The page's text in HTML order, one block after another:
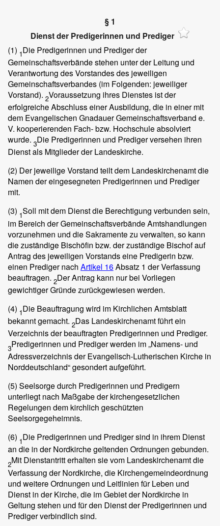
§ 1
Dienst der Predigerinnen und Prediger
(1) 1Die Predigerinnen und Prediger der
Gemeinschaftsverbände stehen unter der Leitung und
Verantwortung des Vorstandes des jeweiligen
Gemeinschaftsverbandes (im Folgenden: jeweiliger
Vorstand). 2Voraussetzung ihres Dienstes ist der
erfolgreiche Abschluss einer Ausbildung, die in einer mit
dem Evangelischen Gnadauer Gemeinschaftsverband e.
V. kooperierenden Fach- bzw. Hochschule absolviert
wurde. 3Die Predigerinnen und Prediger versehen ihren
Dienst als Mitglieder der Landeskirche.
(2) Der jeweilige Vorstand teilt dem Landeskirchenamt die
Namen der eingesegneten Predigerinnen und Prediger
mit.
(3) 1Soll mit dem Dienst die Berechtigung verbunden sein,
im Bereich der Gemeinschaftsverbände Amtshandlungen
vorzunehmen und die Sakramente zu verwalten, so kann
die zuständige Bischöfin bzw. der zuständige Bischof auf
Antrag des jeweiligen Vorstands eine Predigerin bzw.
einen Prediger nach Artikel 16Absatz 1 der Verfassung
beauftragen. 2Der Antrag kann nur bei Vorliegen
gewichtiger Gründe zurückgewiesen werden.
(4) 1Die Beauftragung wird im Kirchlichen Amtsblatt
bekannt gemacht. 2Das Landeskirchenamt führt ein
Verzeichnis der beauftragten Predigerinnen und Prediger.
3Predigerinnen und Prediger werden im „Namens- und
Adressverzeichnis der Evangelisch-Lutherischen Kirche in
Norddeutschland“ gesondert aufgeführt.
(5) Seelsorge durch Predigerinnen und Predigern
unterliegt nach Maßgabe der kirchengesetzlichen
Regelungen dem kirchlich geschützten
Seelsorgegeheimnis.
(6) 1Die Predigerinnen und Prediger sind in ihrem Dienst
an die in der Nordkirche geltenden Ordnungen gebunden.
2Mit Dienstantritt erhalten sie vom Landeskirchenamt die
Verfassung der Nordkirche, die Kirchengemeindeordnung
und weitere Ordnungen und Leitlinien für Leben und
Dienst in der Kirche, die im Gebiet der Nordkirche in
Geltung stehen und für den Dienst der Predigerinnen und
Prediger verbindlich sind.